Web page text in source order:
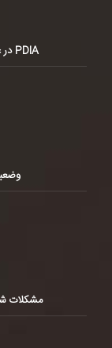
PDIA در عمل: تجربه مدیریت تعارض منافع در ایران
مشکلات